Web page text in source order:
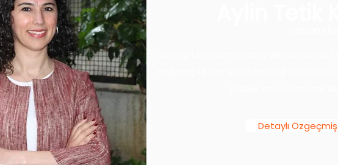
Detaylı Özgeçmiş